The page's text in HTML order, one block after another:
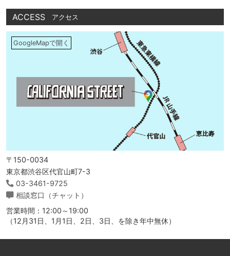
ACCESS アクセス
GoogleMapで開く
〒150-0034
東京都渋谷区代官山町7-3
03-3461-9725
相談窓口（チャット）
営業時間：12:00～19:00
（12月31日、1月1日、2日、3日、を除き年中無休）